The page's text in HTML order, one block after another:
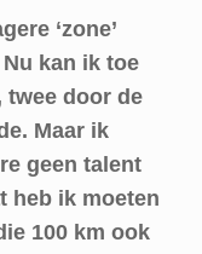
‘zone’
kan ik toe
twee door de
Maar ik
geen talent
heb ik moeten
100 km ook